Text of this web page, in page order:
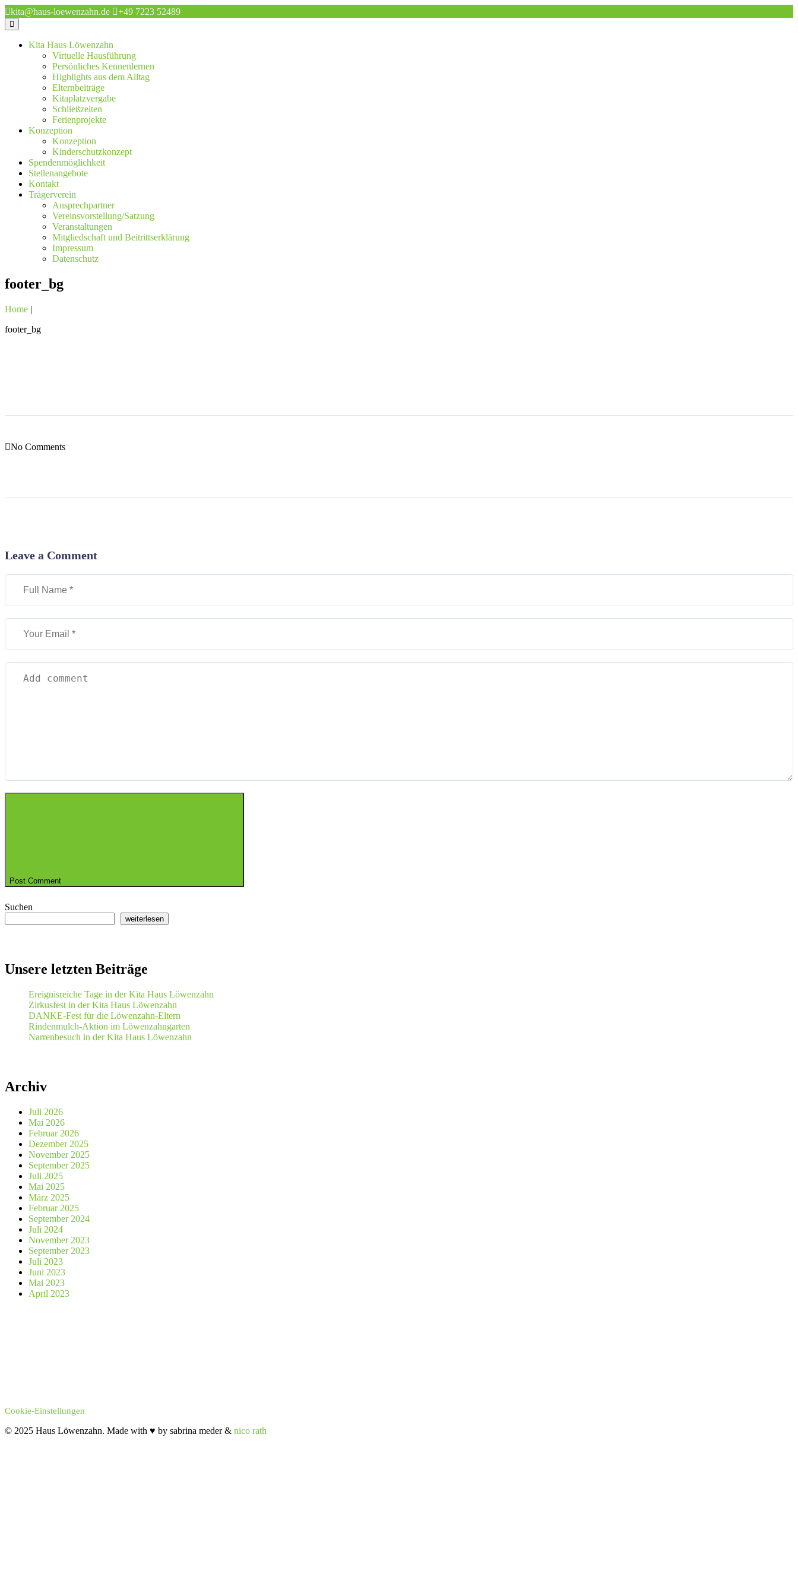
kita@haus-loewenzahn.de +49 7223 52489
Kita Haus Löwenzahn
Virtuelle Hausführung
Persönliches Kennenlernen
Highlights aus dem Alltag
Elternbeiträge
Kitaplatzvergabe
Schließzeiten
Ferienprojekte
Konzeption
Konzeption
Kinderschutzkonzept
Spendenmöglichkeit
Stellenangebote
Kontakt
Trägerverein
Ansprechpartner
Vereinsvorstellung/Satzung
Veranstaltungen
Mitgliedschaft und Beitrittserklärung
Impressum
Datenschutz
footer_bg
Home |
footer_bg
No Comments
Leave a Comment
Post Comment
Suchen
weiterlesen
Unsere letzten Beiträge
Ereignisreiche Tage in der Kita Haus Löwenzahn
Zirkusfest in der Kita Haus Löwenzahn
DANKE-Fest für die Löwenzahn-Eltern
Rindenmulch-Aktion im Löwenzahngarten
Narrenbesuch in der Kita Haus Löwenzahn
Archiv
Juli 2026
Mai 2026
Februar 2026
Dezember 2025
November 2025
September 2025
Juli 2025
Mai 2025
März 2025
Februar 2025
September 2024
Juli 2024
November 2023
September 2023
Juli 2023
Juni 2023
Mai 2023
April 2023
Cookie-Einstellungen
© 2025 Haus Löwenzahn. Made with ♥ by sabrina meder & nico rath